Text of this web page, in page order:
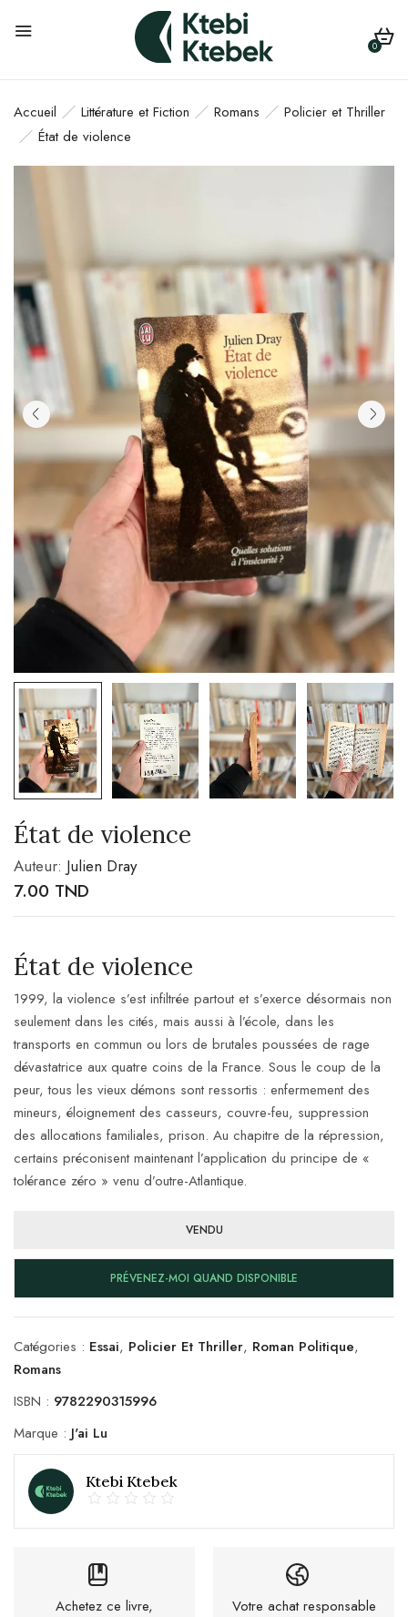
0
Accueil Littérature et Fiction Romans
Policier et Thriller
État de violence
État de violence
Auteur: Julien Dray
7.00 TND
État de violence
1999, la violence s’est infiltrée partout et s’exerce désormais non
seulement dans les cités, mais aussi à l’école, dans les
transports en commun ou lors de brutales poussées de rage
dévastatrice aux quatre coins de la France. Sous le coup de la
peur, tous les vieux démons sont ressortis : enfermement des
mineurs, éloignement des casseurs, couvre-feu, suppression
des allocations familiales, prison. Au chapitre de la répression,
certains préconisent maintenant l’application du principe de «
tolérance zéro » venu d’outre-Atlantique.
VENDU
PRÉVENEZ-MOI QUAND DISPONIBLE
Catégories : Essai, Policier Et Thriller, Roman Politique,
Romans
ISBN : 9782290315996
Marque : J'ai Lu
Ktebi Ktebek
Achetez ce livre,
Votre achat responsable